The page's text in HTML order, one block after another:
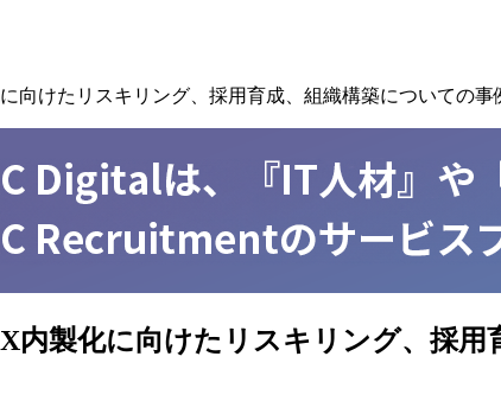
向けたリスキリング、採用育成、組織構築についての
内製化に向けたリスキリング、採